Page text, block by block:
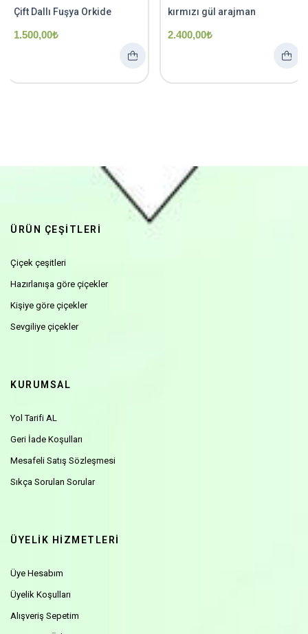
Çift Dallı Fuşya Orkide
1.500,00₺
kırmızı gül arajman
2.400,00₺
ÜRÜN ÇEŞİTLERİ
Çiçek çeşitleri
Hazırlanışa göre çiçekler
Kişiye göre çiçekler
Sevgiliye çiçekler
KURUMSAL
Yol Tarifi AL
Geri İade Koşulları
Mesafeli Satış Sözleşmesi
Sıkça Sorulan Sorular
ÜYELİK HİZMETLERİ
Üye Hesabım
Üyelik Koşulları
Alışveriş Sepetim